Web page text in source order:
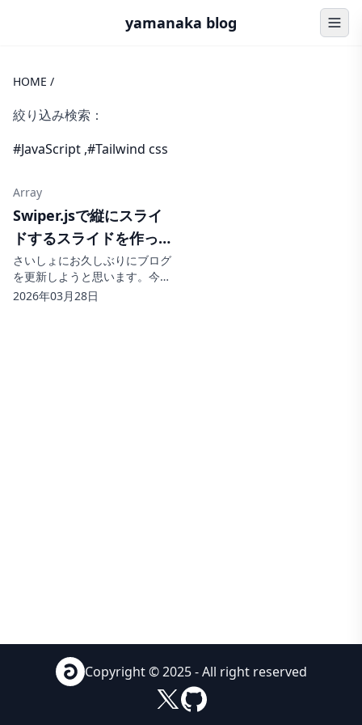
yamanaka blog
HOME /
絞り込み検索：
#JavaScript ,#Tailwind css
Array
Swiper.jsで縦にスライ
ドするスライドを作って
みた💻
さいしょにお久しぶりにブログ
を更新しようと思います。今日
はSwiper.jsで縦にスライドする
2026年03月28日
Copyright © 2025 - All right reserved